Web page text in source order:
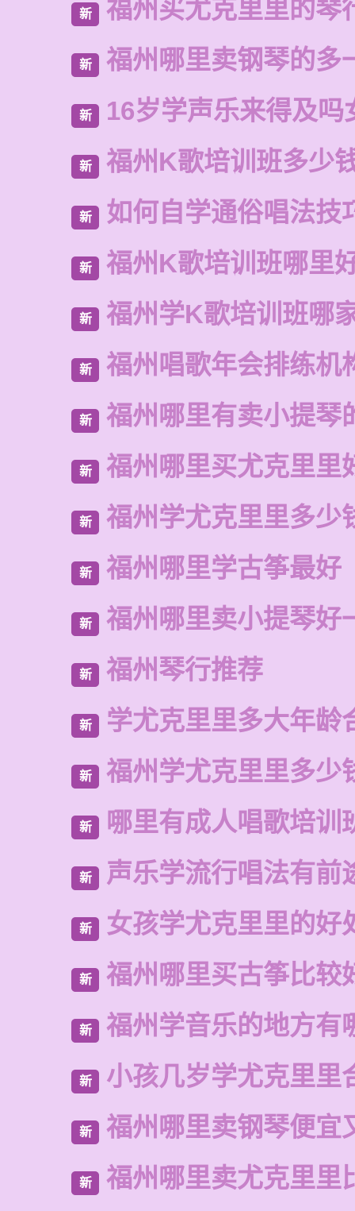
新 福州买尤克里里的琴
新 福州哪里卖钢琴的多
新 16岁学声乐来得及吗
新 福州K歌培训班多少
新 如何自学通俗唱法技
新 福州K歌培训班哪里
新 福州学K歌培训班哪
新 福州唱歌年会排练机
新 福州哪里有卖小提琴
新 福州哪里买尤克里里
新 福州学尤克里里多少
新 福州哪里学古筝最好
新 福州哪里卖小提琴好
新 福州琴行推荐
新 学尤克里里多大年龄
新 福州学尤克里里多少
新 哪里有成人唱歌培训
新 声乐学流行唱法有前
新 女孩学尤克里里的好
新 福州哪里买古筝比较
新 福州学音乐的地方有
新 小孩几岁学尤克里里
新 福州哪里卖钢琴便宜
新 福州哪里卖尤克里里